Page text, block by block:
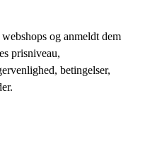
og anmeldt dem
prisniveau,
betingelser,